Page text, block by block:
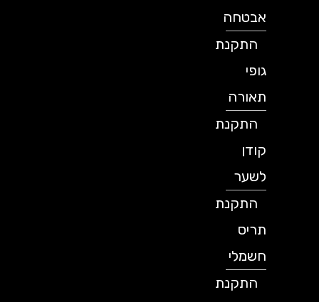
אבטחה
התקנת
תאורה
התקנת
לשער
התקנת
תריס
חשמלי
התקנת